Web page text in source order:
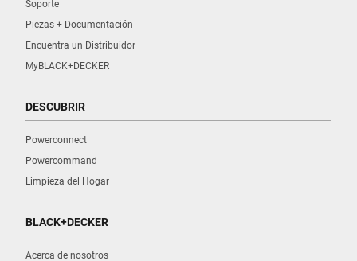
Soporte
Piezas + Documentación
Encuentra un Distribuidor
MyBLACK+DECKER
DESCUBRIR
Powerconnect
Powercommand
Limpieza del Hogar
BLACK+DECKER
Acerca de nosotros